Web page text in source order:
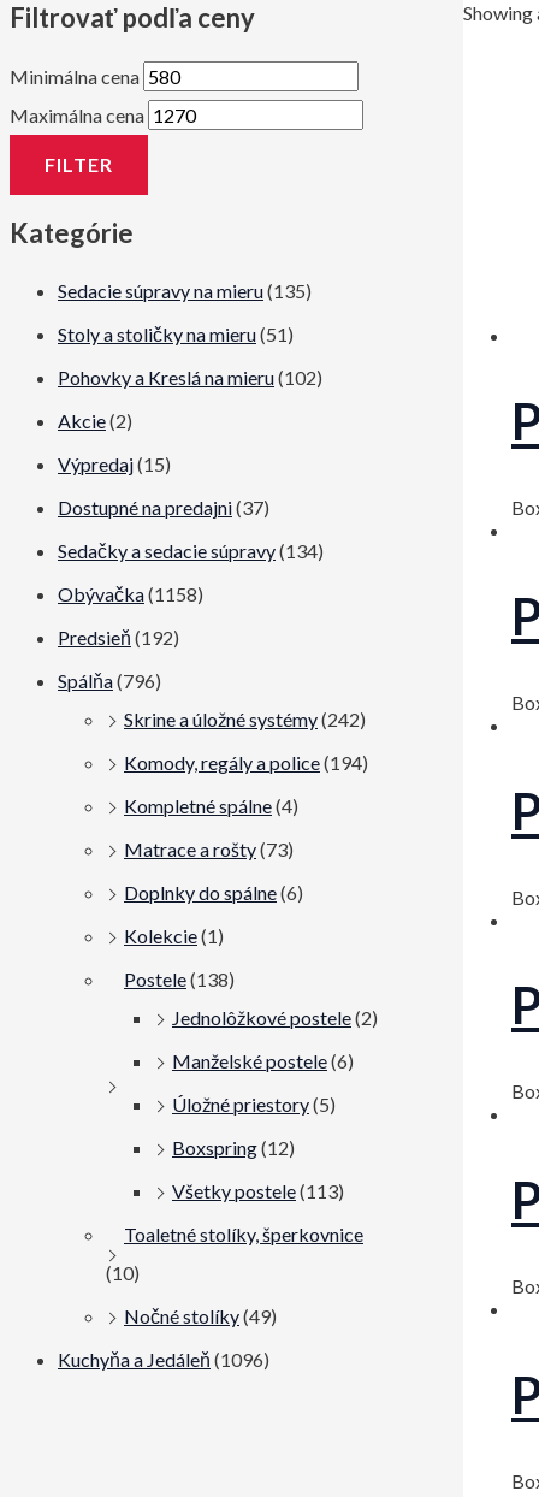
Filtrovať podľa ceny
Minimálna cena
Maximálna cena
FILTER
Kategórie
Sedacie súpravy na mieru(135)
Stoly a stoličky na mieru(51)
Pohovky a Kreslá na mieru(102)
Akcie(2)
Výpredaj(15)
Dostupné na predajni(37)
Sedačky a sedacie súpravy(134)
Obývačka(1158)
Predsieň (192)
Spálňa(796)
Skrine a úložné systémy(242)
Komody, regály a police(194)
Kompletné spálne(4)
Matrace a rošty(73)
Doplnky do spálne(6)
Kolekcie(1)
Postele(138)
Jednolôžkové postele(2)
Manželské postele(6)
Úložné priestory(5)
Boxspring(12)
Všetky postele(113)
Toaletné stolíky, šperkovnice
(10)
Nočné stolíky(49)
Kuchyňa a Jedáleň (1096)
Showing